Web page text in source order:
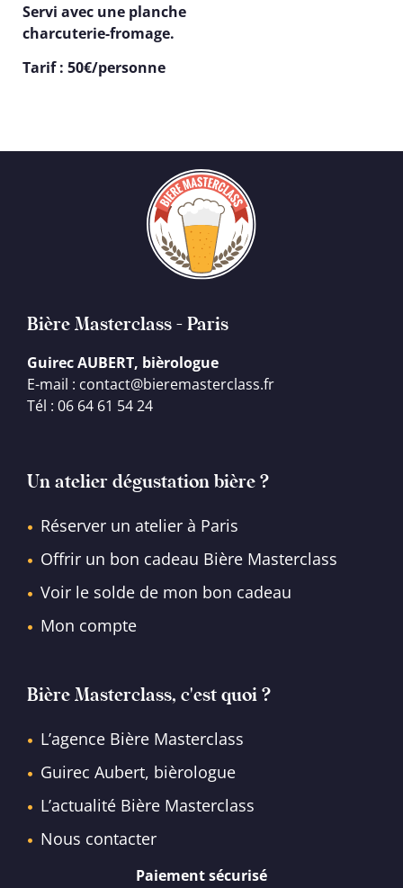
Servi avec une planche
charcuterie-fromage.
Tarif : 50€/personne
Bière Masterclass - Paris
Guirec AUBERT, bièrologue
E-mail : contact@bieremasterclass.fr
Tél : 06 64 61 54 24
Un atelier dégustation bière ?
Réserver un atelier à Paris
Offrir un bon cadeau Bière Masterclass
Voir le solde de mon bon cadeau
Mon compte
Bière Masterclass, c'est quoi ?
L’agence Bière Masterclass
Guirec Aubert, bièrologue
L’actualité Bière Masterclass
Nous contacter
Paiement sécurisé